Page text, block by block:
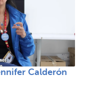
Calderón